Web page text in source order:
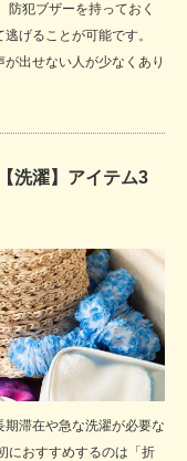
防犯ブザーを持っておく
げることが可能です。
出せない人が少なくあり
洗濯】アイテム3
滞在や急な洗濯が必要な
におすすめするのは「折